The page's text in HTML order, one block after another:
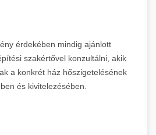
érdekében mindig ajánlott
szakértővel konzultálni, akik
a konkrét ház hőszigetelésének
és kivitelezésében.